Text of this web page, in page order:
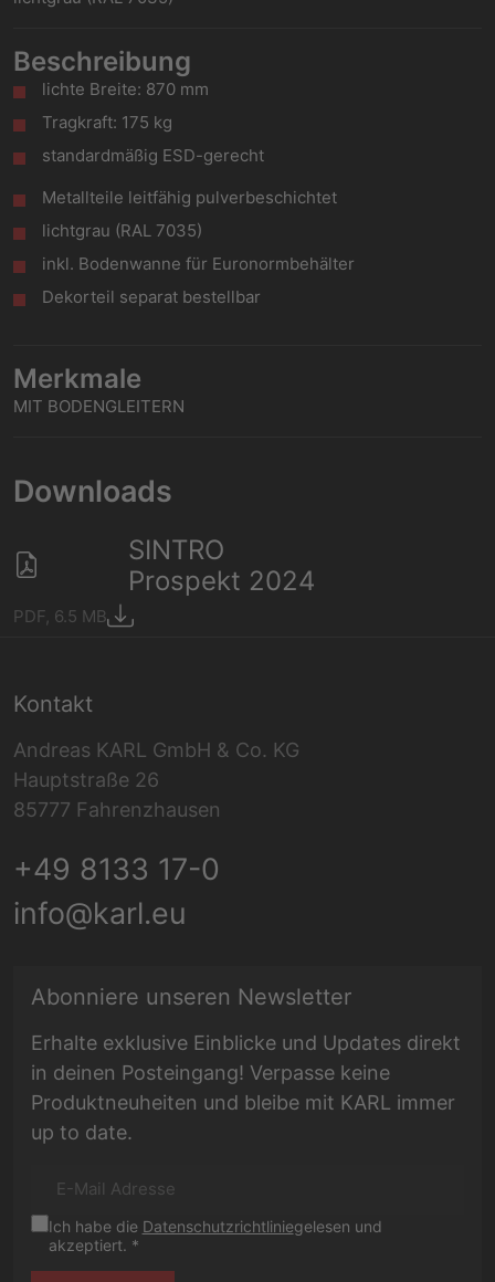
Beschreibung
lichte Breite: 870 mm
Tragkraft: 175 kg
standardmäßig ESD-gerecht
Metallteile leitfähig pulverbeschichtet
lichtgrau (RAL 7035)
inkl. Bodenwanne für Euronormbehälter
Dekorteil separat bestellbar
Merkmale
MIT BODENGLEITERN
Downloads
SINTRO
Prospekt 2024
PDF, 6.5 MB
Kontakt
Andreas KARL GmbH & Co. KG
Hauptstraße 26
85777 Fahrenzhausen
+49 8133 17-0
info@karl.eu
Abonniere unseren Newsletter
Erhalte exklusive Einblicke und Updates direkt
in deinen Posteingang! Verpasse keine
Produktneuheiten und bleibe mit KARL immer
up to date.
E-Mail Adresse
Ich habe die Datenschutzrichtliniegelesen und
akzeptiert. *